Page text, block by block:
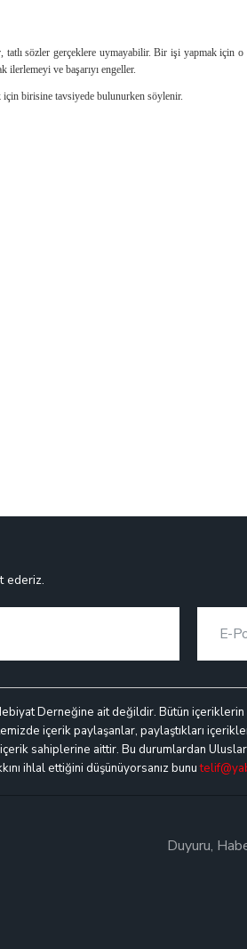
tatlı sözler gerçeklere uymayabi­lir. Bir işi yapmak için o
ilerlemeyi ve başarıyı engeller.
için birisine tavsiyede bulunurken söylenir.
ederiz.
Derneğine ait değildir. Bütün
içerik paylaşanlar, paylaştıkları
sahiplerine aittir. Bu durumlardan
ihlal ettiğini düşünüyorsanız bunu
Duyuru,